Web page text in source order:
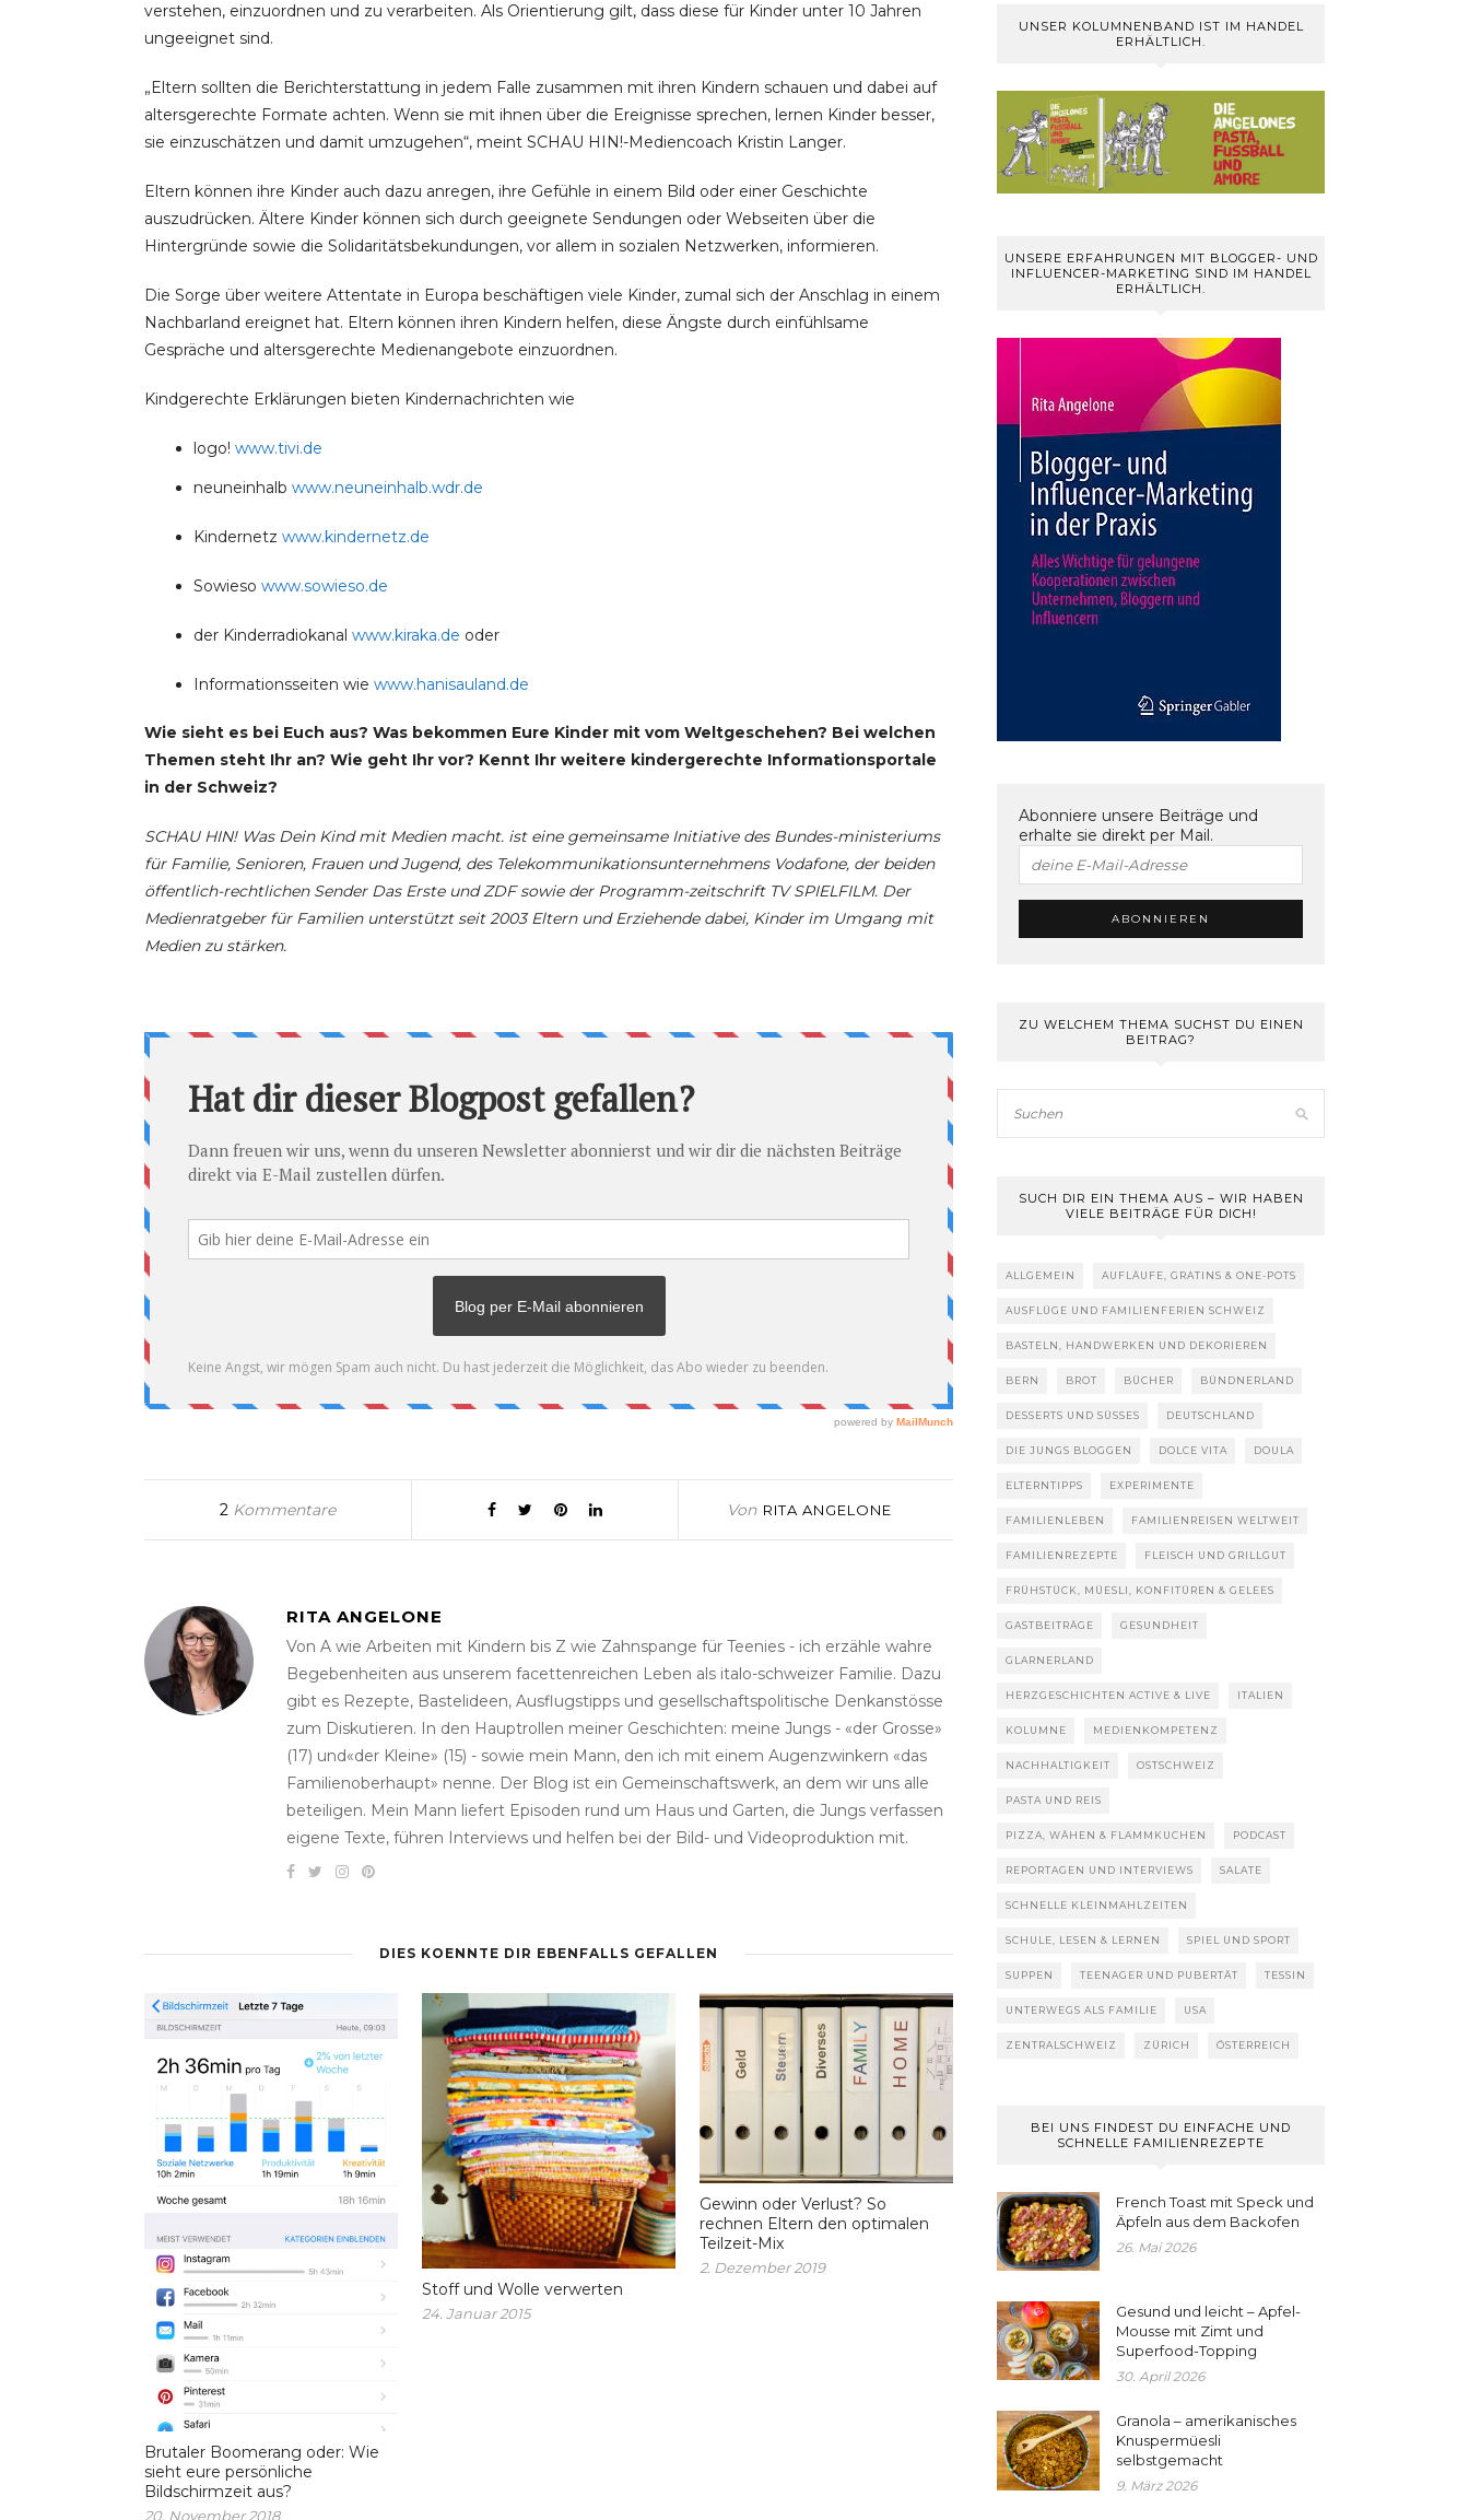
verstehen, einzuordnen und zu verarbeiten. Als Orientierung gilt, dass diese für Kinder unter 10 Jahren
ungeeignet sind.
„Eltern sollten die Berichterstattung in jedem Falle zusammen mit ihren Kindern schauen und dabei auf
altersgerechte Formate achten. Wenn sie mit ihnen über die Ereignisse sprechen, lernen Kinder besser,
sie einzuschätzen und damit umzugehen“, meint SCHAU HIN!-Mediencoach Kristin Langer.
Eltern können ihre Kinder auch dazu anregen, ihre Gefühle in einem Bild oder einer Geschichte
auszudrücken. Ältere Kinder können sich durch geeignete Sendungen oder Webseiten über die
Hintergründe sowie die Solidaritätsbekundungen, vor allem in sozialen Netzwerken, informieren.
Die Sorge über weitere Attentate in Europa beschäftigen viele Kinder, zumal sich der Anschlag in einem
Nachbarland ereignet hat. Eltern können ihren Kindern helfen, diese Ängste durch einfühlsame
Gespräche und altersgerechte Medienangebote einzuordnen.
Kindgerechte Erklärungen bieten Kindernachrichten wie
logo! www.tivi.de
neuneinhalb www.neuneinhalb.wdr.de
Kindernetz www.kindernetz.de
Sowieso www.sowieso.de
der Kinderradiokanal www.kiraka.de oder
Informationsseiten wie www.hanisauland.de
Wie sieht es bei Euch aus? Was bekommen Eure Kinder mit vom Weltgeschehen? Bei welchen
Themen steht Ihr an? Wie geht Ihr vor? Kennt Ihr weitere kindergerechte Informationsportale
in der Schweiz?
SCHAU HIN! Was Dein Kind mit Medien macht. ist eine gemeinsame Initiative des Bundes-ministeriums
für Familie, Senioren, Frauen und Jugend, des Telekommunikationsunternehmens Vodafone, der beiden
öffentlich-rechtlichen Sender Das Erste und ZDF sowie der Programm-zeitschrift TV SPIELFILM. Der
Medienratgeber für Familien unterstützt seit 2003 Eltern und Erziehende dabei, Kinder im Umgang mit
Medien zu stärken.
2 Kommentare Von RITA ANGELONE
RITA ANGELONE
Von A wie Arbeiten mit Kindern bis Z wie Zahnspange für Teenies - ich erzähle wahre
Begebenheiten aus unserem facettenreichen Leben als italo-schweizer Familie. Dazu
gibt es Rezepte, Bastelideen, Ausflugstipps und gesellschaftspolitische Denkanstösse
zum Diskutieren. In den Hauptrollen meiner Geschichten: meine Jungs - «der Grosse»
(17) und«der Kleine» (15) - sowie mein Mann, den ich mit einem Augenzwinkern «das
Familienoberhaupt» nenne. Der Blog ist ein Gemeinschaftswerk, an dem wir uns alle
beteiligen. Mein Mann liefert Episoden rund um Haus und Garten, die Jungs verfassen
eigene Texte, führen Interviews und helfen bei der Bild- und Videoproduktion mit.
DIES KOENNTE DIR EBENFALLS GEFALLEN
Brutaler Boomerang oder: Wie
sieht eure persönliche
Bildschirmzeit aus?
20. November 2018
Stoff und Wolle verwerten
24. Januar 2015
Gewinn oder Verlust? So
rechnen Eltern den optimalen
Teilzeit-Mix
2. Dezember 2019
UNSER KOLUMNENBAND IST IM HANDEL
ERHÄLTLICH.
UNSERE ERFAHRUNGEN MIT BLOGGER- UND
INFLUENCER-MARKETING SIND IM HANDEL
ERHÄLTLICH.
Abonniere unsere Beiträge und
erhalte sie direkt per Mail.
ZU WELCHEM THEMA SUCHST DU EINEN
BEITRAG?
SUCH DIR EIN THEMA AUS – WIR HABEN
VIELE BEITRÄGE FÜR DICH!
ALLGEMEIN AUFLÄUFE, GRATINS & ONE-POTS
AUSFLÜGE UND FAMILIENFERIEN SCHWEIZ
BASTELN, HANDWERKEN UND DEKORIEREN
BERN BROT BÜCHER BÜNDNERLAND
DESSERTS UND SÜSSES DEUTSCHLAND
DIE JUNGS BLOGGEN DOLCE VITA DOULA
ELTERNTIPPS EXPERIMENTE
FAMILIENLEBEN FAMILIENREISEN WELTWEIT
FAMILIENREZEPTE FLEISCH UND GRILLGUT
FRÜHSTÜCK, MÜESLI, KONFITÜREN & GELEES
GASTBEITRÄGE GESUNDHEIT
GLARNERLAND
HERZGESCHICHTEN ACTIVE & LIVE ITALIEN
KOLUMNE MEDIENKOMPETENZ
NACHHALTIGKEIT OSTSCHWEIZ
PASTA UND REIS
PIZZA, WÄHEN & FLAMMKUCHEN PODCAST
REPORTAGEN UND INTERVIEWS SALATE
SCHNELLE KLEINMAHLZEITEN
SCHULE, LESEN & LERNEN SPIEL UND SPORT
SUPPEN TEENAGER UND PUBERTÄT TESSIN
UNTERWEGS ALS FAMILIE USA
ZENTRALSCHWEIZ ZÜRICH ÖSTERREICH
BEI UNS FINDEST DU EINFACHE UND
SCHNELLE FAMILIENREZEPTE
French Toast mit Speck und
Äpfeln aus dem Backofen
26. Mai 2026
Gesund und leicht – Apfel-
Mousse mit Zimt und
Superfood-Topping
30. April 2026
Granola – amerikanisches
Knuspermüesli
selbstgemacht
9. März 2026